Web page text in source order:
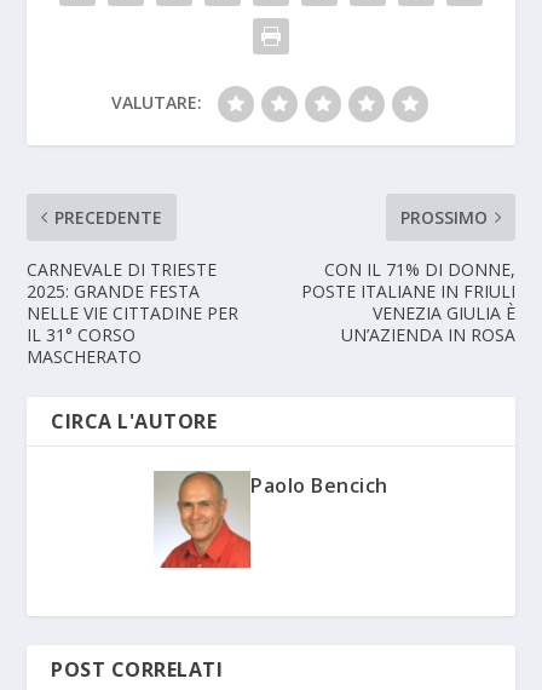
VALUTARE:
PRECEDENTE
CARNEVALE DI TRIESTE
2025: GRANDE FESTA
NELLE VIE CITTADINE PER
IL 31° CORSO
MASCHERATO
PROSSIMO
CON IL 71% DI DONNE,
POSTE ITALIANE IN FRIULI
VENEZIA GIULIA È
UN’AZIENDA IN ROSA
CIRCA L'AUTORE
Paolo Bencich
POST CORRELATI